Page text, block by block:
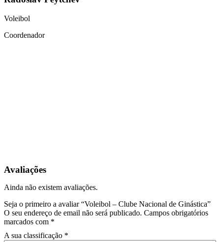
Voleibol
Coordenador
Avaliações
Ainda não existem avaliações.
Seja o primeiro a avaliar “Voleibol – Clube Nacional de Ginástica”
O seu endereço de email não será publicado. Campos obrigatórios
marcados com *
A sua classificação *